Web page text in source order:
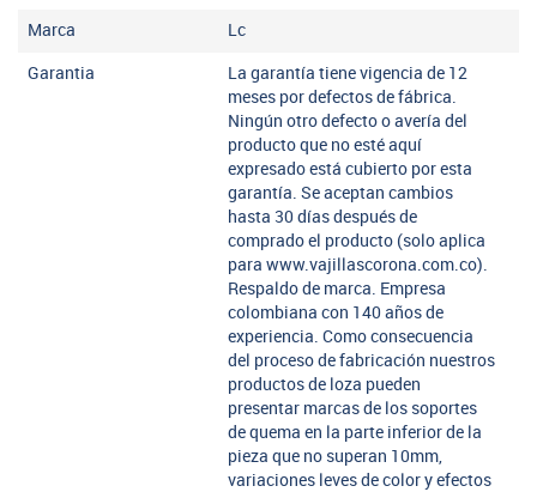
Marca Lc
Garantia
La garantía tiene vigencia de 12
meses por defectos de fábrica.
Ningún otro defecto o avería del
producto que no esté aquí
expresado está cubierto por esta
garantía. Se aceptan cambios
hasta 30 días después de
comprado el producto (solo aplica
para www.vajillascorona.com.co).
Respaldo de marca. Empresa
colombiana con 140 años de
experiencia. Como consecuencia
del proceso de fabricación nuestros
productos de loza pueden
presentar marcas de los soportes
de quema en la parte inferior de la
pieza que no superan 10mm,
variaciones leves de color y efectos